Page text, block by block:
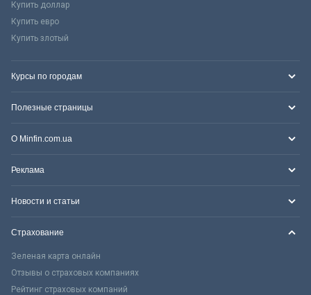
Купить доллар
Купить евро
Купить злотый
Курсы по городам
Полезные страницы
О Minfin.com.ua
Реклама
Новости и статьи
Страхование
Зеленая карта онлайн
Отзывы о страховых компаниях
Рейтинг страховых компаний